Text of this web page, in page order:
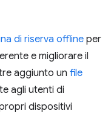
di riserva offline per
e migliorare il
aggiunto un file
agli utenti di
dispositivi